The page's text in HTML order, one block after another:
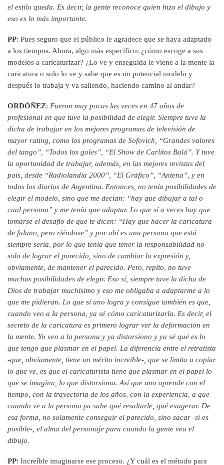
el estilo queda. Es decir, la gente reconoce quien hizo el dibujo y
eso es lo más importante.
PP: Pues seguro que el público le agradece que se haya adaptado
a los tiempos. Ahora, algo más específico: ¿cómo escoge a sus
modelos a caricaturizar? ¿Lo ve y enseguida le viene a la mente la
caricatura o solo lo ve y sabe que es un potencial modelo y
después lo trabaja y va saliendo, haciendo camino al andar?
ORDÓÑEZ: Fueron muy pocas las veces en 47 años de
profesional en que tuve la posibilidad de elegir. Siempre tuve la
dicha de trabajar en los mejores programas de televisión de
mayor rating, como los programas de Sofovich, “Grandes valores
del tango”, “Todos los goles”, “El Show de Carlitos Balá”. Y tuve
la oportunidad de trabajar, además, en las mejores revistas del
país, desde “Radiolandia 2000”, “El Gráfico”, “Antena”, y en
todos los diarios de Argentina. Entonces, no tenía posibilidades de
elegir el modelo, sino que me decían: “hay que dibujar a tal o
cual persona” y me tenía que adaptar. Lo que sí a veces hay que
tomarse el desafío de que te dicen: “Hay que hacer la caricatura
de fulano, pero riéndose” y por ahí es una persona que está
siempre seria, por lo que tenía que tener la responsabilidad no
solo de lograr el parecido, sino de cambiar la expresión y,
obviamente, de mantener el parecido. Pero, repito, no tuve
muchas posibilidades de elegir. Eso sí, siempre tuve la dicha de
Dios de trabajar muchísimo y eso me obligaba a adaptarme a lo
que me pidieran. Lo que sí uno logra y consigue también es que,
cuando veo a la persona, ya sé cómo caricaturizarla. Es decir, el
secreto de la caricatura es primero lograr ver la deformación en
la mente. Yo veo a la persona y ya distorsiono y ya sé qué es lo
que tengo que plasmar en el papel. La diferencia entre el retratista
-que, obviamente, tiene un mérito increíble-, que se limita a copiar
lo que ve, es que el caricaturista tiene que plasmar en el papel lo
que se imagina, lo que distorsiona. Así que uno aprende con el
tiempo, con la trayectoria de los años, con la experiencia, a que
cuando ve a la persona ya sabe qué resaltarle, qué exagerar. De
esa forma, no solamente conseguir el parecido, sino sacar -si es
posible-, el alma del personaje para cuando la gente vea el
dibujo.
PP: Increíble imaginarse ese proceso. ¿Y cuál es el método para